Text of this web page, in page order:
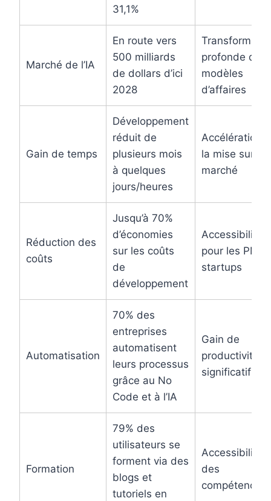
31,1%
Marché de l’IA
En route vers
500 milliards
de dollars d’ici
2028
profonde des
modèles
d’affaires
Gain de temps
Développement
réduit de
plusieurs mois
à quelques
jours/heures
Accélération
la mise sur le
marché
Réduction des
coûts
Jusqu’à 70%
d’économies
sur les coûts
de
développement
Accessibilité
pour les PME
startups
Automatisation
70% des
entreprises
automatisent
leurs processus
grâce au No
Code et à l’IA
Gain de
productivité
significatif
Formation
79% des
utilisateurs se
forment via des
blogs et
tutoriels en
Accessibilité
des
compétences